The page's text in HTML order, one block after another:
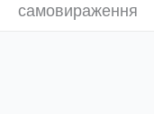
самовираження